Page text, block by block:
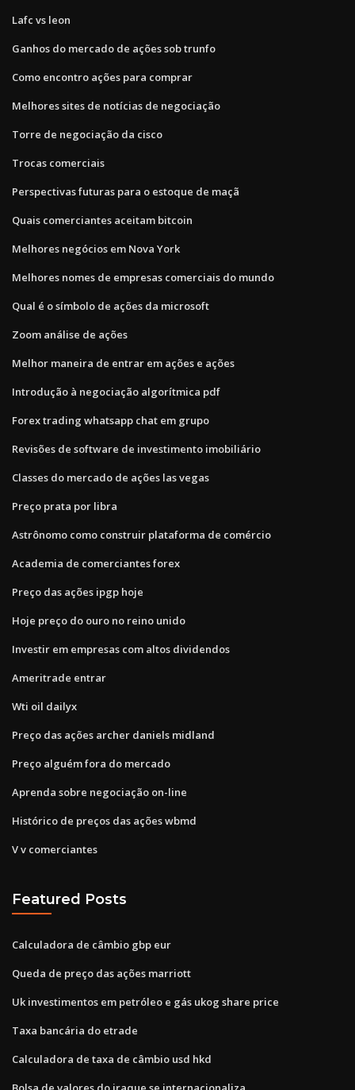
Lafc vs leon
Ganhos do mercado de ações sob trunfo
Como encontro ações para comprar
Melhores sites de notícias de negociação
Torre de negociação da cisco
Trocas comerciais
Perspectivas futuras para o estoque de maçã
Quais comerciantes aceitam bitcoin
Melhores negócios em Nova York
Melhores nomes de empresas comerciais do mundo
Qual é o símbolo de ações da microsoft
Zoom análise de ações
Melhor maneira de entrar em ações e ações
Introdução à negociação algorítmica pdf
Forex trading whatsapp chat em grupo
Revisões de software de investimento imobiliário
Classes do mercado de ações las vegas
Preço prata por libra
Astrônomo como construir plataforma de comércio
Academia de comerciantes forex
Preço das ações ipgp hoje
Hoje preço do ouro no reino unido
Investir em empresas com altos dividendos
Ameritrade entrar
Wti oil dailyx
Preço das ações archer daniels midland
Preço alguém fora do mercado
Aprenda sobre negociação on-line
Histórico de preços das ações wbmd
V v comerciantes
Featured Posts
Calculadora de câmbio gbp eur
Queda de preço das ações marriott
Uk investimentos em petróleo e gás ukog share price
Taxa bancária do etrade
Calculadora de taxa de câmbio usd hkd